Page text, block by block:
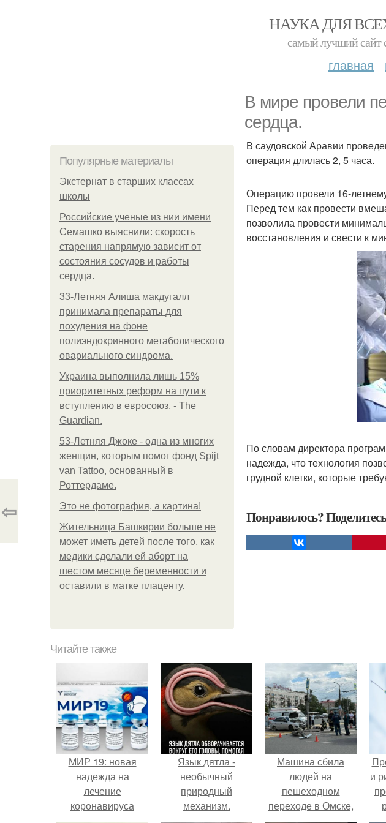
НАУКА ДЛЯ
самый лучший сайт
главная
В мире провели
сердца.
Популярные материалы
Экстернат в старших классах
школы
Российские ученые из нии имени
Семашко выяснили: скорость
старения напрямую зависит от
состояния сосудов и работы
сердца.
33-Летняя Алиша макдугалл
принимала препараты для
похудения на фоне
полиэндокринного метаболического
овариального синдрома.
Украина выполнила лишь 15%
приоритетных реформ на пути к
вступлению в евросоюз, - The
Guardian.
53-Летняя Джоке - одна из многих
женщин, которым помог фонд Spijt
van Tattoo, основанный в
Роттердаме.
Это не фотография, а картина!
Жительница Башкирии больше не
может иметь детей после того, как
медики сделали ей аборт на
шестом месяце беременности и
оставили в матке плаценту.
В саудовской Аравии
операция длилась 2, 5 часа.
Операцию провели 16-
Перед тем как провести
позволила провести
восстановления и свести к
По словам директора
надежда, что технология
грудной клетки, которые
Понравилось?
⇦
Читайте также
МИР 19: новая
надежда на
лечение
коронавируса
Язык дятла -
необычный
природный
механизм.
Машина сбила
людей на
пешеходном
переходе в Омске,
и